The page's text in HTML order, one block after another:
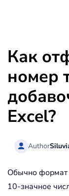
Как
номер
Excel?
Author
Обычно формат
10-значное